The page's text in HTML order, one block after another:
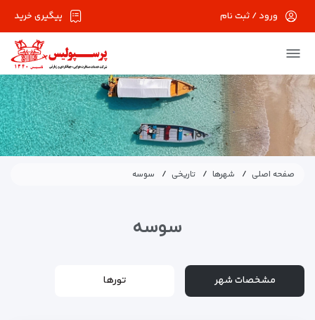
پیگیری خرید ورود / ثبت نام
صفحه اصلی شهرها تاریخی سوسه
سوسه
مشخصات شهر تورها